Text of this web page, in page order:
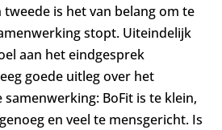
is het van belang om te
stopt. Uiteindelijk
aan het eindgesprek
goede uitleg over het
BoFit is te klein,
en veel te mensgericht. Is